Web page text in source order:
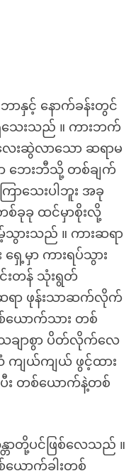
ာနှင့် နောက်ခန်းတွင်
သေးသည် ။ ကားဘက်
ေးဆွဲလာသော ဆရာမ
ာ ဘေးဘီသို့ တစ်ချက်
ြာသေးပါဘူး အခု
ခုခု ထင်မှာစိုးလို့
သွားသည် ။ ကားဆရာ
မှာ ကားရပ်သွား
းတန် သုံးရွတ်
ဆရာ ဖုန်းသာဆက်လိုက်
ယောက်သား တစ်
ချာစွာ ပိတ်လိုက်လေ
ျယ်ကျယ် ဖွင့်ထား
ပီး တစ်ယောက်နဲ့တစ်
တာတို့ပင်ဖြစ်လေသည် ။
ယောက်ခါးတစ်